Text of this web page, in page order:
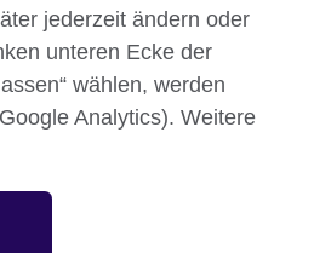
Cookies
Sitemap
jederzeit ändern oder
unteren Ecke der
wählen, werden
Analytics). Weitere